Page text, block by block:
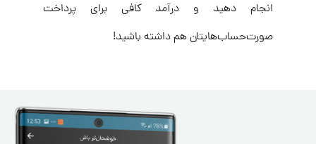
انجام دهید و درآمد کافی برای پرداخت
صورت‌حساب‌هایتان هم داشته باشید!